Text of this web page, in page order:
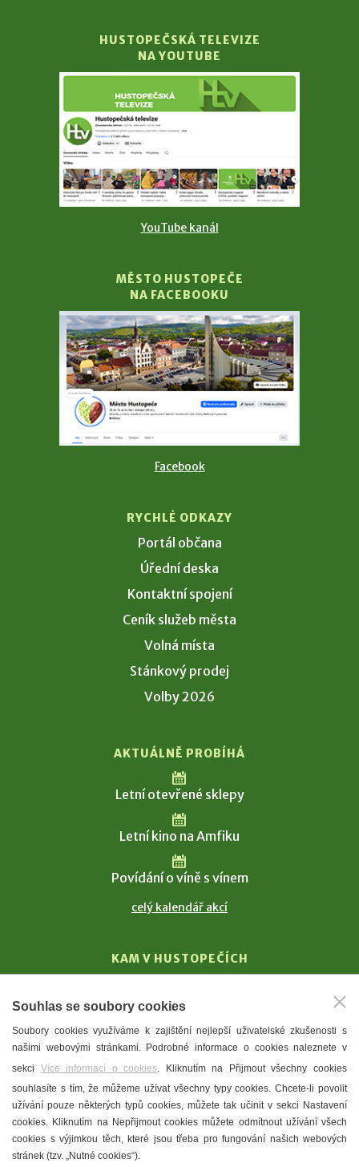
HUSTOPEČSKÁ TELEVIZE
NA YOUTUBE
YouTube kanál
MĚSTO HUSTOPEČE
NA FACEBOOKU
Facebook
RYCHLÉ ODKAZY
Portál občana
Úřední deska
Kontaktní spojení
Ceník služeb města
Volná místa
Stánkový prodej
Volby 2026
AKTUÁLNĚ PROBÍHÁ
Letní otevřené sklepy
Letní kino na Amfiku
Povídání o víně s vínem
celý kalendář akcí
KAM V HUSTOPEČÍCH
T. G. Masaryk
Mandloně
Ubytování
Restaurace
Městské muzeum a galerie
Denní meníčka
Souhlas se soubory cookies
Soubory cookies využíváme k zajištění nejlepší uživatelské zkušenosti s
našimi webovými stránkami. Podrobné informace o cookies naleznete v
sekci Více informací o cookies. Kliknutím na Přijmout všechny cookies
souhlasíte s tím, že můžeme užívat všechny typy cookies. Chcete-li povolit
užívání pouze některých typů cookies, můžete tak učinit v sekci Nastavení
cookies. Kliknutím na Nepřijmout cookies můžete odmítnout užívání všech
cookies s výjimkou těch, které jsou třeba pro fungování našich webových
stránek (tzv. „Nutné cookies“).